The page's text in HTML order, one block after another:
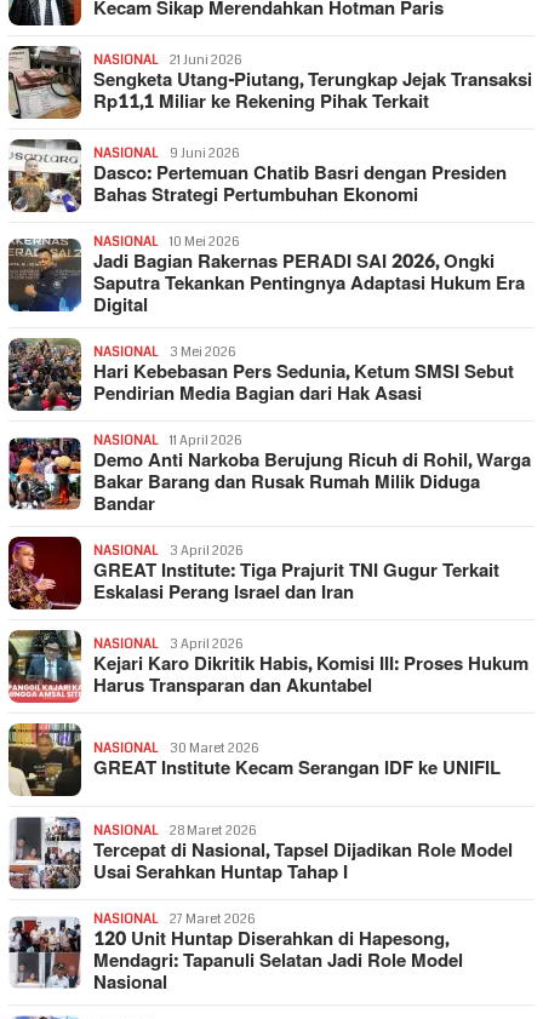
Kecam Sikap Merendahkan Hotman Paris
NASIONAL 21 Juni 2026
Sengketa Utang-Piutang, Terungkap Jejak Transaksi
Rp11,1 Miliar ke Rekening Pihak Terkait
NASIONAL 9 Juni 2026
Dasco: Pertemuan Chatib Basri dengan Presiden
Bahas Strategi Pertumbuhan Ekonomi
NASIONAL 10 Mei 2026
Jadi Bagian Rakernas PERADI SAI 2026, Ongki
Saputra Tekankan Pentingnya Adaptasi Hukum Era
Digital
NASIONAL 3 Mei 2026
Hari Kebebasan Pers Sedunia, Ketum SMSI Sebut
Pendirian Media Bagian dari Hak Asasi
NASIONAL 11 April 2026
Demo Anti Narkoba Berujung Ricuh di Rohil, Warga
Bakar Barang dan Rusak Rumah Milik Diduga
Bandar
NASIONAL 3 April 2026
GREAT Institute: Tiga Prajurit TNI Gugur Terkait
Eskalasi Perang Israel dan Iran
NASIONAL 3 April 2026
Kejari Karo Dikritik Habis, Komisi III: Proses Hukum
Harus Transparan dan Akuntabel
NASIONAL 30 Maret 2026
GREAT Institute Kecam Serangan IDF ke UNIFIL
NASIONAL 28 Maret 2026
Tercepat di Nasional, Tapsel Dijadikan Role Model
Usai Serahkan Huntap Tahap I
NASIONAL 27 Maret 2026
120 Unit Huntap Diserahkan di Hapesong,
Mendagri: Tapanuli Selatan Jadi Role Model
Nasional